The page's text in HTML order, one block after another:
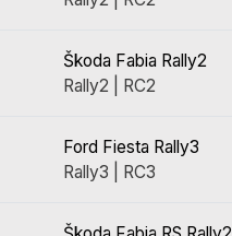
Škoda Fabia Rally2
Rally2 | RC2
Ford Fiesta Rally3
Rally3 | RC3